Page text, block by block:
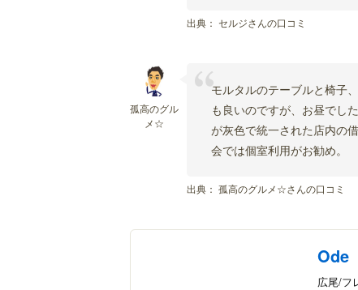
出典： セルジさんの口コミ
孤高のグル
メ☆
モルタルのテーブルと椅子
も良いのですが、お昼でし
が灰色で統一された店内の
会では個室利用がお勧め。
出典： 孤高のグルメ☆さんの口コミ
Ode
広尾/フ